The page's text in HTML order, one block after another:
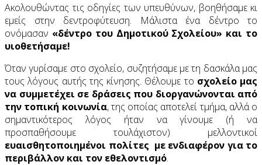
Ακολουθώντας τις οδηγίες των υπευθύνων, βοηθήσαμε κι
εμείς στην δεντροφύτευση. Μάλιστα ένα δέντρο το
ονόμασαν «δέντρο του Δημοτικού Σχολείου» και το
υιοθετήσαμε!
Όταν γυρίσαμε στο σχολείο, συζητήσαμε με τη δασκάλα μας
τους λόγους αυτής της κίνησης. Θέλουμε το σχολείο μας
να συμμετέχει σε δράσεις που διοργανώνονται από
την τοπική κοινωνία, της οποίας αποτελεί τμήμα, αλλά ο
σημαντικότερος λόγος ήταν να γίνουμε (ή να
προσπαθήσουμε τουλάχιστον) μελλοντικοί
ευαισθητοποιημένοι πολίτες με ενδιαφέρον για το
περιβάλλον και τον εθελοντισμό.